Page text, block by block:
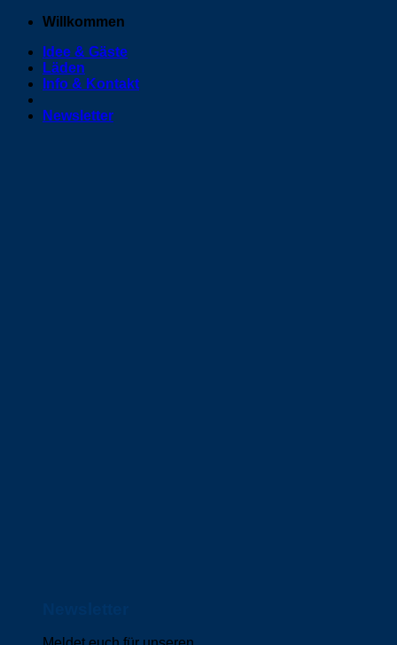
Zum
springen
Willkommen
Idee & Gäste
Läden
Info & Kontakt
Newsletter